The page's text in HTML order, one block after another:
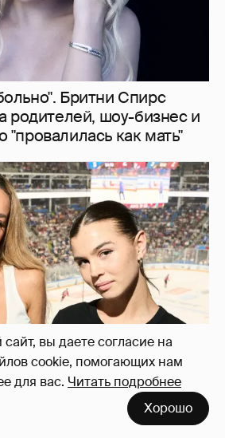
вы даете согласие на
cookie, помогающих нам
для вас. Читать подробнее
Хорошо
Бритни Спирс
родителей, шоу-бизнес и
"провалилась как мать"
ДНК?". Анна Седокова
о том, что не является